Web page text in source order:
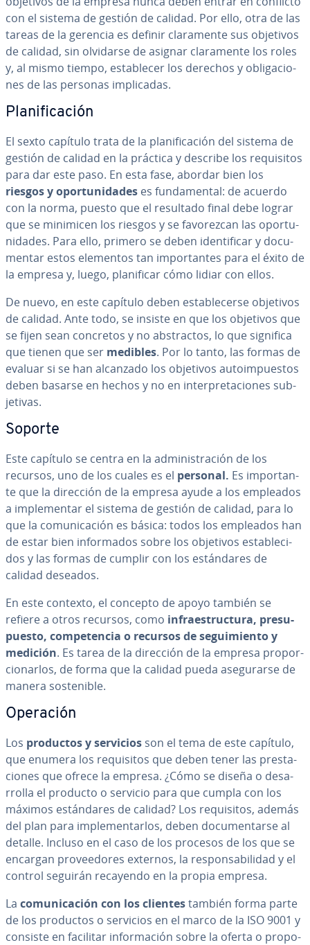
con el sistema de gestión de calidad. Por ello, otra de las
tareas de la gerencia es definir cla­ra­me­n­te sus objetivos
de calidad, sin olvidarse de asignar cla­ra­me­n­te los roles
y, al mismo tiempo, es­ta­ble­cer los derechos y obli­ga­cio­
nes de las personas im­pli­ca­das.
Pla­ni­fi­ca­ción
El sexto capítulo trata de la pla­ni­fi­ca­ción del sistema de
gestión de calidad en la práctica y describe los re­qui­si­tos
para dar este paso. En esta fase, abordar bien los
riesgos y opo­r­tu­ni­da­des es fu­n­da­me­n­tal: de acuerdo
con la norma, puesto que el resultado final debe lograr
que se minimicen los riesgos y se fa­vo­re­z­can las opo­r­tu­
ni­da­des. Para ello, primero se deben ide­n­ti­fi­car y do­cu­
me­n­tar estos elementos tan im­po­r­ta­n­tes para el éxito de
la empresa y, luego, pla­ni­fi­car cómo lidiar con ellos.
De nuevo, en este capítulo deben es­ta­ble­ce­r­se objetivos
de calidad. Ante todo, se insiste en que los objetivos que
se fijen sean concretos y no ab­s­tra­c­tos, lo que significa
que tienen que ser medibles. Por lo tanto, las formas de
evaluar si se han alcanzado los objetivos au­toi­m­pue­s­tos
deben basarse en hechos y no en in­te­r­pre­ta­cio­nes su­b­
je­ti­vas.
Soporte
Este capítulo se centra en la ad­mi­ni­s­tra­ción de los
recursos, uno de los cuales es el personal. Es im­po­r­ta­n­
te que la dirección de la empresa ayude a los empleados
a im­ple­me­n­tar el sistema de gestión de calidad, para lo
que la co­mu­ni­ca­ción es básica: todos los empleados han
de estar bien in­fo­r­ma­dos sobre los objetivos es­ta­ble­ci­
dos y las formas de cumplir con los es­tá­n­da­res de
calidad deseados.
En este contexto, el concepto de apoyo también se
refiere a otros recursos, como in­frae­s­tru­c­tu­ra, pre­su­
pue­s­to, co­m­pe­te­n­cia o recursos de se­gui­mie­n­to y
medición. Es tarea de la dirección de la empresa pro­po­r­
cio­nar­los, de forma que la calidad pueda ase­gu­rar­se de
manera so­s­te­ni­ble.
Operación
Los productos y servicios son el tema de este capítulo,
que enumera los re­qui­si­tos que deben tener las pre­s­ta­
cio­nes que ofrece la empresa. ¿Cómo se diseña o de­sa­
rro­lla el producto o servicio para que cumpla con los
máximos es­tá­n­da­res de calidad? Los re­qui­si­tos, además
del plan para im­ple­me­n­tar­los, deben do­cu­me­n­tar­se al
detalle. Incluso en el caso de los procesos de los que se
encargan pro­vee­do­res externos, la re­s­po­n­sa­bi­li­dad y el
control seguirán recayendo en la propia empresa.
La co­mu­ni­ca­ción con los clientestambién forma parte
de los productos o servicios en el marco de la ISO 9001 y
consiste en facilitar in­fo­r­ma­ción sobre la oferta o pro­po­